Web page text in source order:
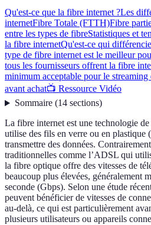
Qu'est-ce que la fibre internet ?Les
internetFibre Totale (FTTH)Fibre
entre les types de fibreStatistiques et
la fibre internetQu'est-ce qui
type de fibre internet est le meilleur
tous les fournisseurs offrent la fibre
minimum acceptable pour le
avant achat📺 Ressource Vidéo
Sommaire(14 sections)
La fibre internet est une technologie
utilise des fils en verre ou en plastique
transmettre des données.
traditionnelles comme l’ADSL qui
la fibre optique offre des vitesses de
beaucoup plus élevées, généralement
seconde (Gbps). Selon une étude
peuvent bénéficier de vitesses de
au-delà, ce qui est particulièrement
plusieurs utilisateurs ou appareils